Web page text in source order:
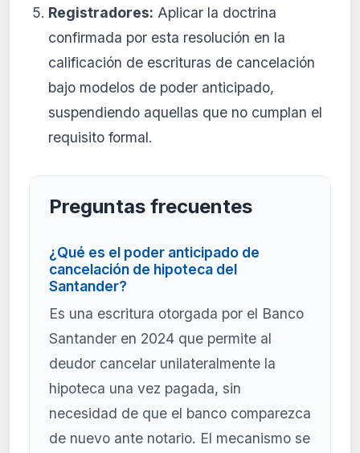
Registradores: Aplicar la doctrina
confirmada por esta resolución en la
calificación de escrituras de cancelación
bajo modelos de poder anticipado,
suspendiendo aquellas que no cumplan el
requisito formal.
Preguntas frecuentes
¿Qué es el poder anticipado de
cancelación de hipoteca del
Santander?
Es una escritura otorgada por el Banco
Santander en 2024 que permite al
deudor cancelar unilateralmente la
hipoteca una vez pagada, sin
necesidad de que el banco comparezca
de nuevo ante notario. El mecanismo se